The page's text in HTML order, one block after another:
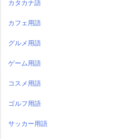
カタカナ語
カフェ用語
グルメ用語
ゲーム用語
コスメ用語
ゴルフ用語
サッカー用語